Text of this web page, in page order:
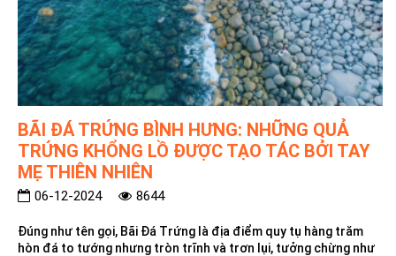
BÃI ĐÁ TRỨNG BÌNH HƯNG: NHỮNG QUẢ
TRỨNG KHỔNG LỒ ĐƯỢC TẠO TÁC BỞI TAY
MẸ THIÊN NHIÊN
06-12-2024 8644
Đúng như tên gọi, Bãi Đá Trứng là địa điểm quy tụ hàng trăm
hòn đá to tướng nhưng tròn trĩnh và trơn lụi, tưởng chừng như